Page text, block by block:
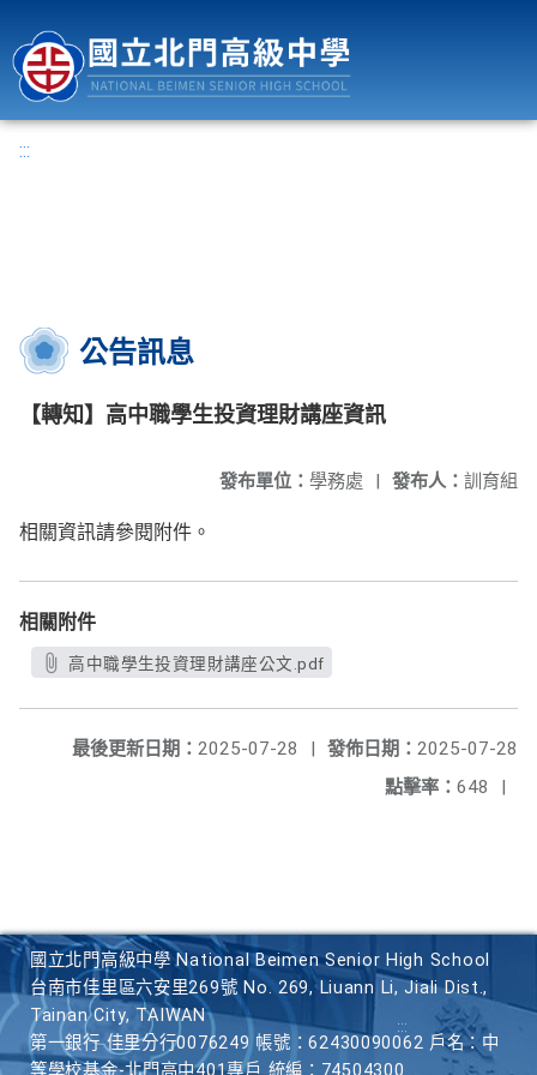
:::
公告訊息
【轉知】高中職學生投資理財講座資訊
發布人： 訓育組
發布單位： 學務處 |
相關資訊請參閱附件。
相關附件
高中職學生投資理財講座公文.pdf
發佈日期： 2025-07-28
最後更新日期： 2025-07-28
|
點擊率： 648 |
國立北門高級中學 National Beimen Senior High School
台南市佳里區六安里269號 No. 269, Liuann Li, Jiali Dist.,
Tainan City, TAIWAN
第一銀行 佳里分行0076249 帳號：62430090062 戶名：中
等學校基金-北門高中401專戶 統編：74504300